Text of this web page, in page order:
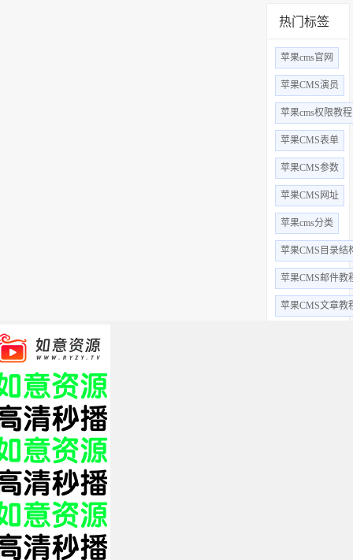
热门标签
苹果cms官网
苹果CMS演员
苹果cms权限教程
苹果CMS表单
苹果CMS参数
苹果CMS网址
苹果cms分类
苹果CMS目录结
苹果CMS邮件教
苹果CMS文章教
关于我们 免责申明
Copyright © 2019 影视站长圈 www.yszzq.com 版权所有